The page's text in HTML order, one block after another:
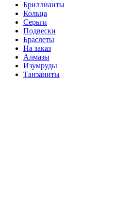
Бриллианты
Кольца
Серьги
Подвески
Браслеты
На заказ
Алмазы
Изумруды
Танзаниты